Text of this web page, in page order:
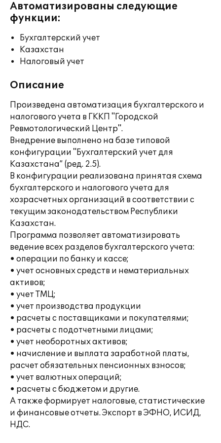
Автоматизированы следующие
функции:
Бухгалтерский учет
Казахстан
Налоговый учет
Описание
Произведена автоматизация бухгалтерского и
налогового учета в ГККП "Городской
Ревмотологический Центр".
Внедрение выполнено на базе типовой
конфигурации "Бухгалтерский учет для
Казахстана” (ред. 2.5).
В конфигурации реализована принятая схема
бухгалтерского и налогового учета для
хозрасчетных организаций в соответствии с
текущим законодательством Республики
Казахстан.
Программа позволяет автоматизировать
ведение всех разделов бухгалтерского учета:
• операции по банку и кассе;
• учет основных средств и нематериальных
активов;
• учет ТМЦ;
• учет производства продукции
• расчеты с поставщиками и покупателями;
• расчеты с подотчетными лицами;
• учет необоротных активов;
• начисление и выплата заработной платы,
расчет обязательных пенсионных взносов;
• учет валютных операций;
• расчеты с бюджетом и другие.
А также формирует налоговые, статистические
и финансовые отчеты. Экспорт в ЭФНО, ИСИД,
НДС.